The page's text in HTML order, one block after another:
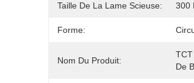
Taille De La Lame Scieuse: 300
Forme:
Nom Du Produit:
De